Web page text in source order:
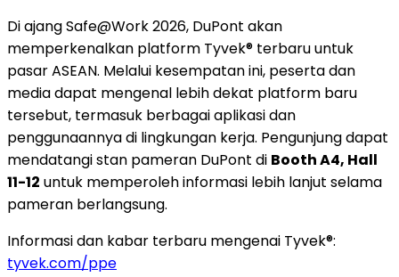
Di ajang Safe@Work 2026, DuPont akan
memperkenalkan platform Tyvek® terbaru untuk
pasar ASEAN. Melalui kesempatan ini, peserta dan
media dapat mengenal lebih dekat platform baru
tersebut, termasuk berbagai aplikasi dan
penggunaannya di lingkungan kerja. Pengunjung dapat
mendatangi stan pameran DuPont di Booth A4, Hall
11-12 untuk memperoleh informasi lebih lanjut selama
pameran berlangsung.
Informasi dan kabar terbaru mengenai Tyvek®:
tyvek.com/ppe